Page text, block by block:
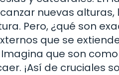
nuevas
Pero, ¿qué son
que se
que son
¡Así de cruciales